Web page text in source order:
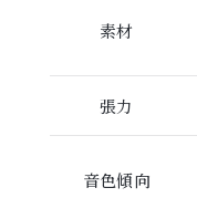
素材
張力
音色傾向